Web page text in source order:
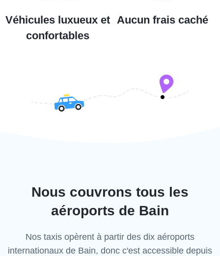
Véhicules luxueux et
confortables
Aucun frais caché
Nous couvrons tous les
aéroports de Bain
Nos taxis opèrent à partir des dix aéroports
internationaux de Bain, donc c'est accessible depuis